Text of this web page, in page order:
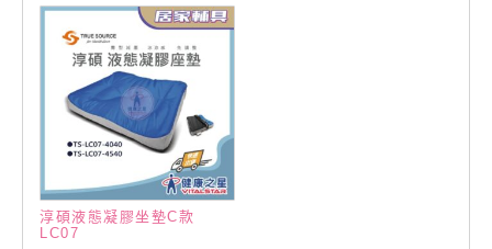
淳碩液態凝膠坐墊C款
LC07